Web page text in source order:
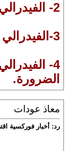
2- الفيدرالي الأمريكي قد يسمح لفترة من الوقت بارتفاع التضخم أعلى 2%، ولكن هدف التضخم سيظل عند 2% على المدى الطويل.
3-الفيدرالي الأمريكي سيلتزم بالسياسة النقدية الحالية حتى تحقيق هذه الأهداف.
4-
الضرورة.
معاذ عودات
رد: أخبار فوركسية